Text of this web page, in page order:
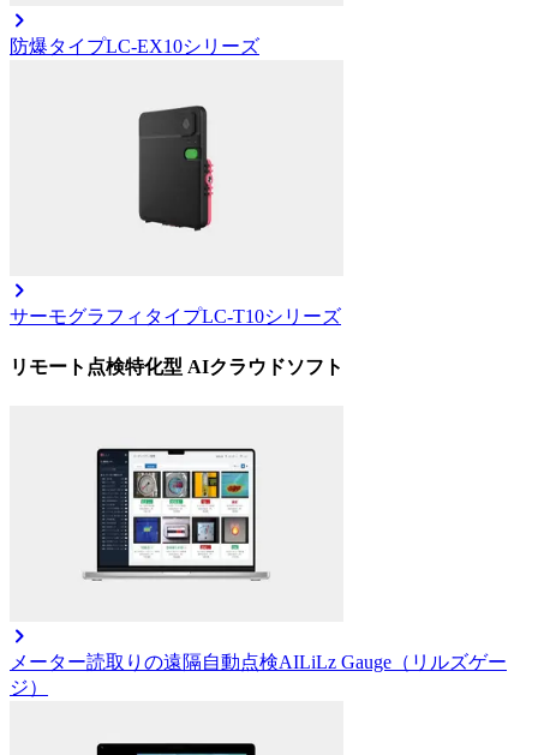
防爆タイプLC-EX10シリーズ
サーモグラフィタイプLC-T10シリーズ
リモート点検特化型 AIクラウドソフト
メーター読取りの遠隔自動点検AILiLz Gauge（リルズゲー
ジ）